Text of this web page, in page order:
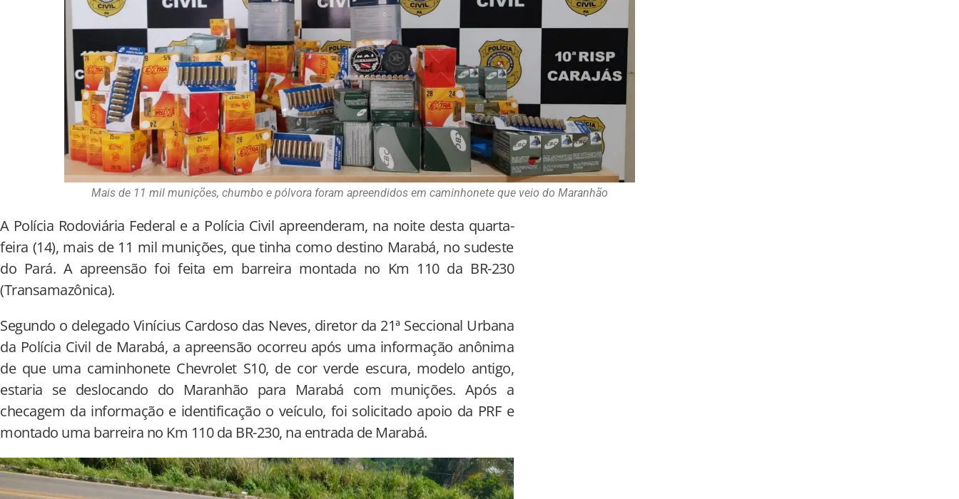
Mais de 11 mil munições, chumbo e pólvora foram apreendidos em caminhonete que veio do Maranhão
A Polícia Rodoviária Federal e a Polícia Civil apreenderam, na noite desta quarta-
feira (14), mais de 11 mil munições, que tinha como destino Marabá, no sudeste
do Pará. A apreensão foi feita em barreira montada no Km 110 da BR-230
(Transamazônica).
Segundo o delegado Vinícius Cardoso das Neves, diretor da 21ª Seccional Urbana
da Polícia Civil de Marabá, a apreensão ocorreu após uma informação anônima
de que uma caminhonete Chevrolet S10, de cor verde escura, modelo antigo,
estaria se deslocando do Maranhão para Marabá com munições. Após a
checagem da informação e identificação o veículo, foi solicitado apoio da PRF e
montado uma barreira no Km 110 da BR-230, na entrada de Marabá.